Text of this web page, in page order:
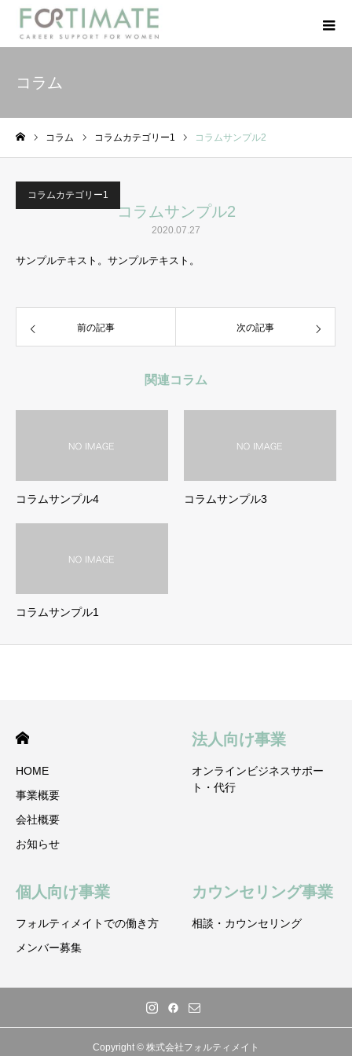
コラム
コラム コラムカテゴリー1 コラムサンプル2
コラムカテゴリー1
コラムサンプル2
2020.07.27
サンプルテキスト。サンプルテキスト。
前の記事 次の記事
関連コラム
コラムサンプル4 コラムサンプル3
コラムサンプル1
HOME
事業概要
会社概要
お知らせ
法人向け事業
オンラインビジネスサポー
ト・代行
個人向け事業
フォルティメイトでの働き方
メンバー募集
カウンセリング事業
相談・カウンセリング
Copyright © 株式会社フォルティメイト